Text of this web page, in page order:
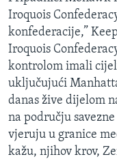
Iroquois
konfederacije,”
Iroquois
kontrolom imali
uključujući
danas žive dijelom
na području
vjeruju u granice
kažu, njihov krov,